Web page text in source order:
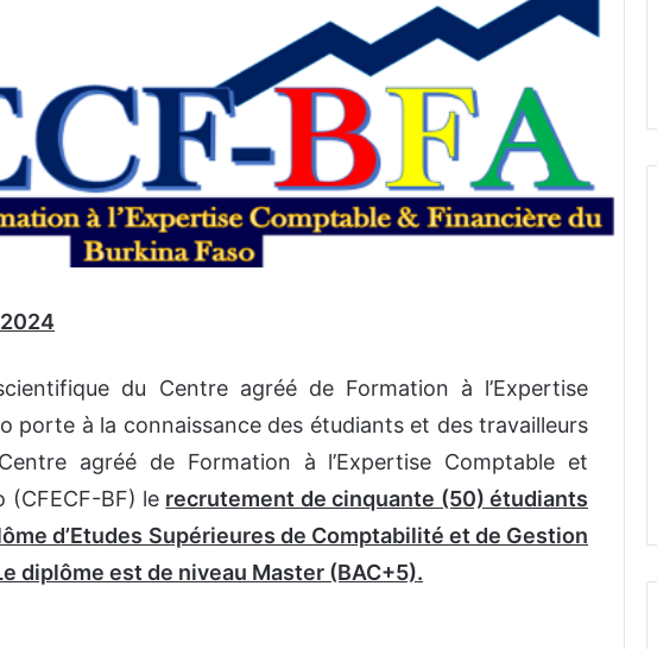
du Centre agréé de Formation à l’Expertise
porte à la connaissance des étudiants et des travailleurs
agréé de Formation à l’Expertise Comptable et
(CFECF-BF) le recrutement de cinquante (50) étudiants
d’Etudes Supérieures de Comptabilité et de Gestion
diplôme est de niveau Master (BAC+5).